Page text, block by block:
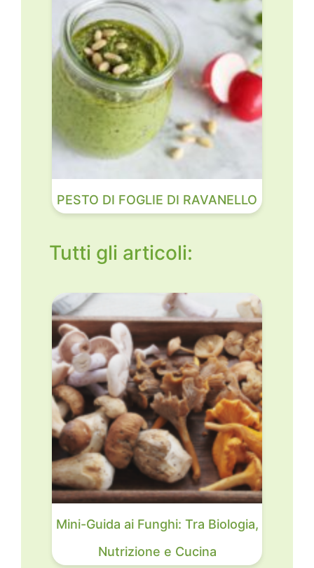
PESTO DI FOGLIE DI RAVANELLO
Tutti gli articoli:
Mini-Guida ai Funghi: Tra Biologia,
Nutrizione e Cucina